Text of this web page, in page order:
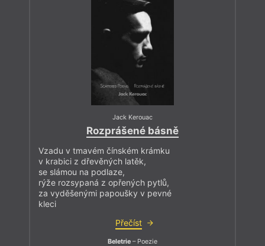
Jack Kerouac
Rozprášené básně
Vzadu v tmavém čínském krámku
v krabici z dřevěných latěk,
se slámou na podlaze,
rýže rozsypaná z opřených pytlů,
za vyděšenými papoušky v pevné
kleci
Přečíst
Beletrie – Poezie